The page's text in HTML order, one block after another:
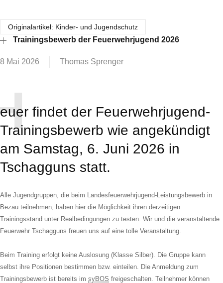
Originalartikel: Kinder- und Jugendschutz
Trainingsbewerb der Feuerwehrjugend 2026
8 Mai 2026 Thomas Sprenger
euer findet der Feuerwehrjugend-
Trainingsbewerb wie angekündigt
am Samstag, 6. Juni 2026 in
Tschagguns statt.
Alle Jugendgruppen, die beim Landesfeuerwehrjugend-Leistungsbewerb in
Bezau teilnehmen, haben hier die Möglichkeit ihren derzeitigen
Trainingsstand unter Realbedingungen zu testen. Wir und die veranstaltende
Feuerwehr Tschagguns freuen uns auf eine tolle Veranstaltung.
Beim Training erfolgt keine Auslosung (Klasse Silber). Die Gruppe kann
selbst ihre Positionen bestimmen bzw. einteilen. Die Anmeldung zum
Trainingsbewerb ist bereits im syBOS freigeschalten. Teilnehmer können